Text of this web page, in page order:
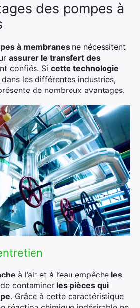
des pompes à
à membranes ne nécessitent
assurer le transfert des
confiés. Si cette technologie
dans les différentes industries,
de nombreux avantages.
à l’air et à l’eau empêche les
de contaminer les pièces qui
. Grâce à cette caractéristique